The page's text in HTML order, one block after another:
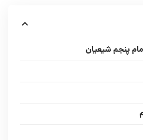
پنجم شیعیان